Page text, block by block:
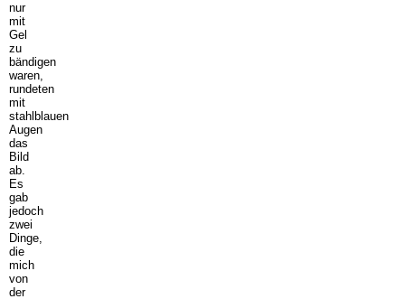
nur
mit
Gel
zu
bändigen
waren,
rundeten
mit
stahlblauen
Augen
das
Bild
ab.
Es
gab
jedoch
zwei
Dinge,
die
mich
von
der